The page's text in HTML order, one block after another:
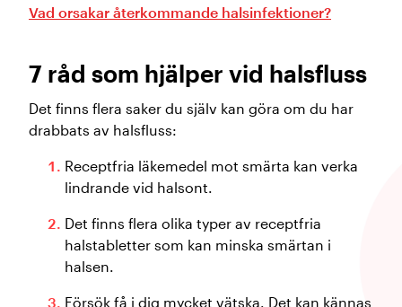
Vad orsakar återkommande halsinfektioner?
7 råd som hjälper vid halsfluss
Det finns flera saker du själv kan göra om du har
drabbats av halsfluss:
Receptfria läkemedel mot smärta kan verka
lindrande vid halsont.
Det finns flera olika typer av receptfria
halstabletter som kan minska smärtan i
halsen.
Försök få i dig mycket vätska. Det kan kännas